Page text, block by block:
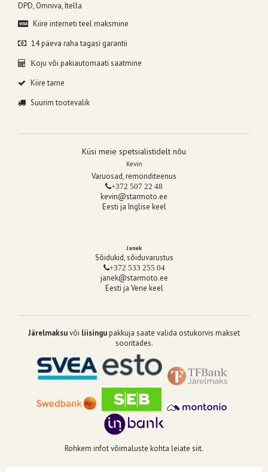
DPD, Omniva, Itella
Kiire interneti teel maksmine
14 päeva raha tagasi garantii
Koju või pakiautomaati saatmine
Kiire tarne
Suurim tootevalik
Küsi meie spetsialistidelt nõu
Kevin
Varuosad, remonditeenus
+372 507 22 48
kevin@starmoto.ee
Eesti ja Inglise keel
Janek
Sõidukid, sõiduvarustus
+372 533 255 04
janek@starmoto.ee
Eesti ja Vene keel
Järelmaksuvõi liisingupakkuja saate valida ostukorvis makset
sooritades.
Rohkem infot võimaluste kohta leiate siit.